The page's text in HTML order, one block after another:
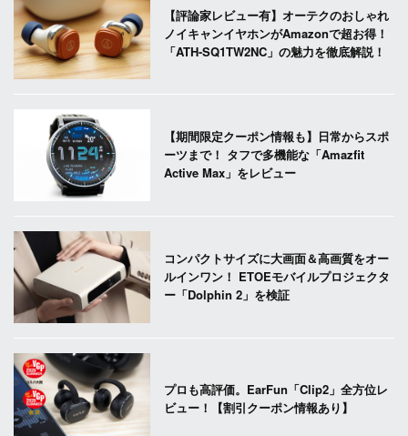
【評論家レビュー有】オーテクのおしゃれ
ノイキャンイヤホンがAmazonで超お得！
「ATH-SQ1TW2NC」の魅力を徹底解説！
【期間限定クーポン情報も】日常からスポ
ーツまで！ タフで多機能な「Amazfit
Active Max」をレビュー
コンパクトサイズに大画面＆高画質をオー
ルインワン！ ETOEモバイルプロジェクタ
ー「Dolphin 2」を検証
プロも高評価。EarFun「Clip2」全方位レ
ビュー！【割引クーポン情報あり】